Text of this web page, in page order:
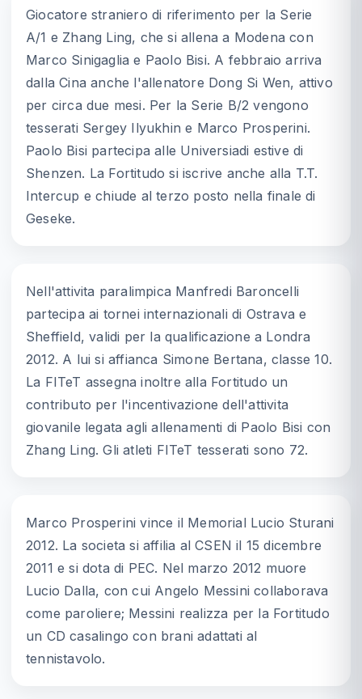
Giocatore straniero di riferimento per la Serie
A/1 e Zhang Ling, che si allena a Modena con
Marco Sinigaglia e Paolo Bisi. A febbraio arriva
dalla Cina anche l'allenatore Dong Si Wen, attivo
per circa due mesi. Per la Serie B/2 vengono
tesserati Sergey Ilyukhin e Marco Prosperini.
Paolo Bisi partecipa alle Universiadi estive di
Shenzen. La Fortitudo si iscrive anche alla T.T.
Intercup e chiude al terzo posto nella finale di
Geseke.
Nell'attivita paralimpica Manfredi Baroncelli
partecipa ai tornei internazionali di Ostrava e
Sheffield, validi per la qualificazione a Londra
2012. A lui si affianca Simone Bertana, classe 10.
La FITeT assegna inoltre alla Fortitudo un
contributo per l'incentivazione dell'attivita
giovanile legata agli allenamenti di Paolo Bisi con
Zhang Ling. Gli atleti FITeT tesserati sono 72.
Marco Prosperini vince il Memorial Lucio Sturani
2012. La societa si affilia al CSEN il 15 dicembre
2011 e si dota di PEC. Nel marzo 2012 muore
Lucio Dalla, con cui Angelo Messini collaborava
come paroliere; Messini realizza per la Fortitudo
un CD casalingo con brani adattati al
tennistavolo.